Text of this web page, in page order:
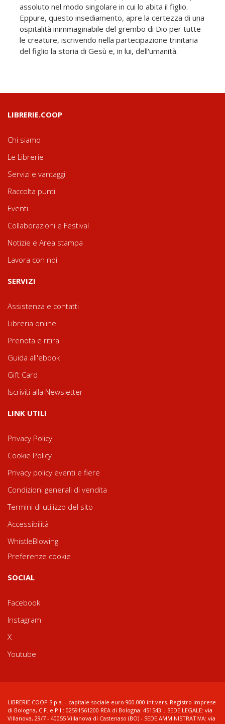
assoluto nel modo singolare in cui lo abita il figlio.
Eppure, questo insediamento, apre la certezza di una
ospitalità inimmaginabile del grembo di Dio per tutte
le creature, iscrivendo nella partecipazione trinitaria
del figlio la storia di Gesù e, in lui, dell'umanità.
LIBRERIE.COOP
Chi siamo
Le Librerie
Servizi e vantaggi
Raccolta punti
Eventi
Collaborazioni e Festival
Notizie e Area stampa
Lavora con noi
SERVIZI
Assistenza e contatti
Libreria online
Prenota e ritira
Guida all'ebook
Gift Card
Iscriviti alla Newsletter
LINK UTILI
Privacy Policy
Cookie Policy
Privacy policy eventi e fiere
Condizioni generali di vendita
Termini di utilizzo del sito
Accessibilità
WhistleBlowing
Preferenze cookie
SOCIAL
Facebook
Instagram
X
Youtube
LIBRERIE.COOP S.p.a. - capitale sociale euro 900.000 int.vers. Registro imprese
di Bologna, C.F. e P.I.: 02591561200 REA di Bologna: 451543 ; SEDE LEGALE: via
Villanova, 29/7 - 40055 Villanova di Castenaso (BO) - SEDE AMMINISTRATIVA: via